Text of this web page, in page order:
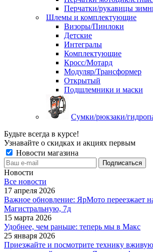
Перчатки/рукавицы
Шлемы и комплектующие
Визоры/Пинлоки
Детские
Интегралы
Комплектующие
Кросс/Мотард
Модуляр/Трансформер
Открытый
Подшлемники и маски
Сумки/рюкзаки/
Будьте всегда в курсе!
Узнавайте о скидках и акциях первым
Новости магазина
Новости
Все новости
17 апреля 2026
Важное обновление: ЯрМото переезжает
Магистральную, 7д
15 марта 2026
Удобнее, чем раньше: теперь мы в Макс
25 января 2026
Приезжайте и посмотрите технику